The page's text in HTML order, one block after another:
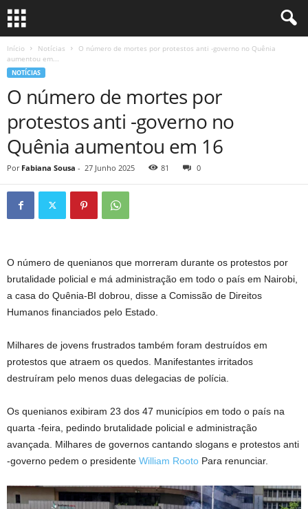
Início Notícias
O número de mortes por protestos anti -governo no Quênia
aumentou em...
NOTÍCIAS
O número de mortes por
protestos anti -governo no
Quênia aumentou em 16
Por Fabiana Sousa - 27 Junho 2025 81 0
O número de quenianos que morreram durante os protestos por
brutalidade policial e má administração em todo o país em Nairobi,
a casa do Quênia-BI dobrou, disse a Comissão de Direitos
Humanos financiados pelo Estado.
Milhares de jovens frustrados também foram destruídos em
protestos que atraem os quedos. Manifestantes irritados
destruíram pelo menos duas delegacias de polícia.
Os quenianos exibiram 23 dos 47 municípios em todo o país na
quarta -feira, pedindo brutalidade policial e administração
avançada. Milhares de governos cantando slogans e protestos anti
-governo pedem o presidente William Rooto Para renunciar.